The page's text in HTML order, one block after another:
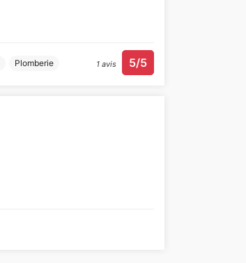
1 avis 5/5
Plomberie